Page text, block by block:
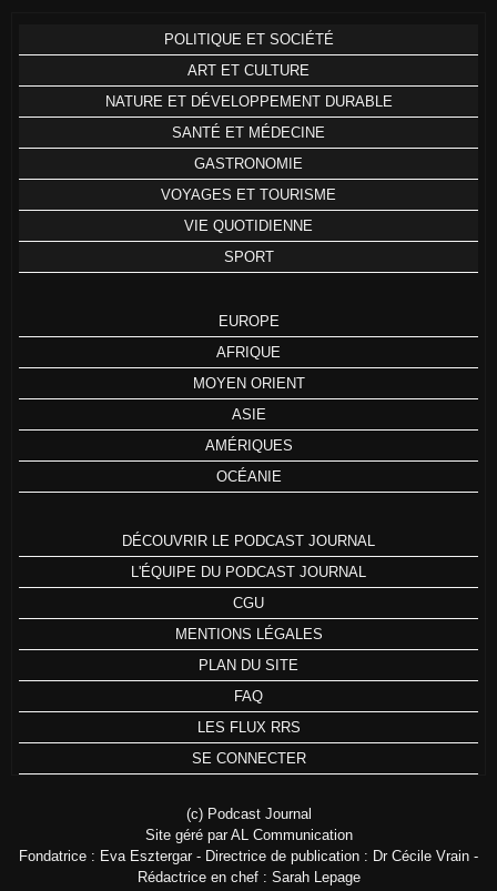
POLITIQUE ET SOCIÉTÉ
ART ET CULTURE
NATURE ET DÉVELOPPEMENT DURABLE
SANTÉ ET MÉDECINE
GASTRONOMIE
VOYAGES ET TOURISME
VIE QUOTIDIENNE
SPORT
EUROPE
AFRIQUE
MOYEN ORIENT
ASIE
AMÉRIQUES
OCÉANIE
DÉCOUVRIR LE PODCAST JOURNAL
L'ÉQUIPE DU PODCAST JOURNAL
CGU
MENTIONS LÉGALES
PLAN DU SITE
FAQ
LES FLUX RRS
SE CONNECTER
(c) Podcast Journal
Site géré par AL Communication
Fondatrice : Eva Esztergar - Directrice de publication : Dr Cécile Vrain -
Rédactrice en chef : Sarah Lepage